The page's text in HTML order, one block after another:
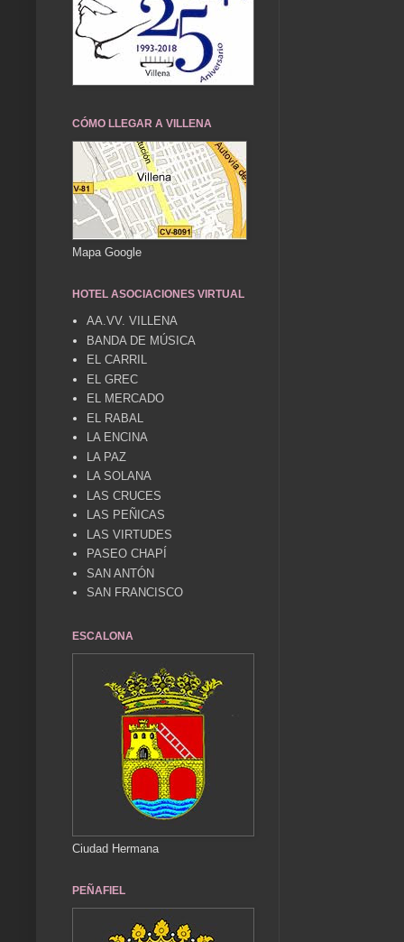
CÓMO LLEGAR A VILLENA
Mapa Google
HOTEL ASOCIACIONES VIRTUAL
AA.VV. VILLENA
BANDA DE MÚSICA
EL CARRIL
EL GREC
EL MERCADO
EL RABAL
LA ENCINA
LA PAZ
LA SOLANA
LAS CRUCES
LAS PEÑICAS
LAS VIRTUDES
PASEO CHAPÍ
SAN ANTÓN
SAN FRANCISCO
ESCALONA
Ciudad Hermana
PEÑAFIEL